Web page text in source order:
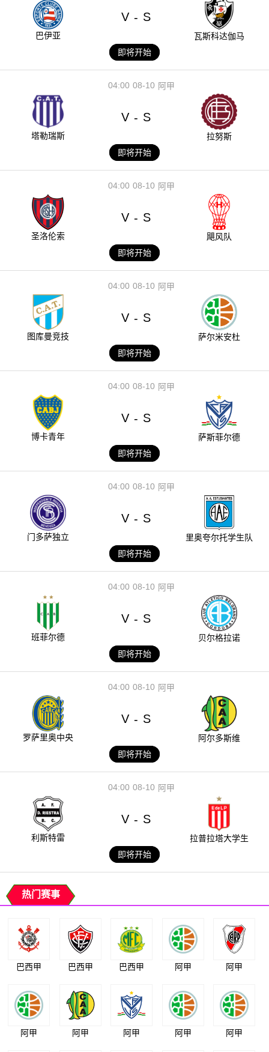
巴伊亚
V - S
瓦斯科达伽马
即将开始
08-10
04:00 阿甲
塔勒瑞斯
V - S
拉努斯
即将开始
08-10
04:00 阿甲
圣洛伦索
V - S
飓风队
即将开始
08-10
04:00 阿甲
图库曼竞技
V - S
萨尔米安杜
即将开始
08-10
04:00 阿甲
博卡青年
V - S
萨斯菲尔德
即将开始
08-10
04:00 阿甲
门多萨独立
V - S
里奥夸尔托学生队
即将开始
08-10
04:00 阿甲
班菲尔德
V - S
贝尔格拉诺
即将开始
08-10
04:00 阿甲
罗萨里奥中央
V - S
阿尔多斯维
即将开始
08-10
04:00 阿甲
利斯特雷
V - S
拉普拉塔大学生
即将开始
热门赛事
巴西甲 巴西甲 巴西甲 阿甲 阿甲
阿甲 阿甲 阿甲 阿甲 阿甲